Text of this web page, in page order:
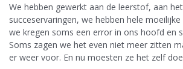
We hebben gewerkt aan de leerstof, aan
succeservaringen, we hebben hele
we kregen soms een error in ons hoofd en
Soms zagen we het even niet meer zitten
er weer voor. En nu moesten ze het zelf